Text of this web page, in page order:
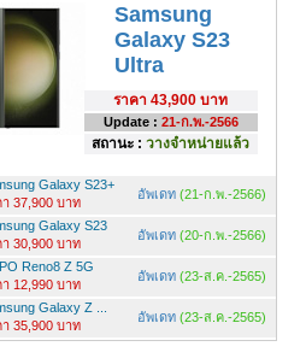
Samsung
Galaxy S23
Ultra
ราคา 43,900 บาท
Update : 21-ก.พ.-2566
สถานะ : วางจำหน่ายแล้ว
Galaxy S23+
37,900 บาท
อัพเดท (21-ก.พ.-2566)
Galaxy S23
30,900 บาท
อัพเดท (20-ก.พ.-2566)
Reno8 Z 5G
12,990 บาท
อัพเดท (23-ส.ค.-2565)
Galaxy Z ...
35,900 บาท
อัพเดท (23-ส.ค.-2565)